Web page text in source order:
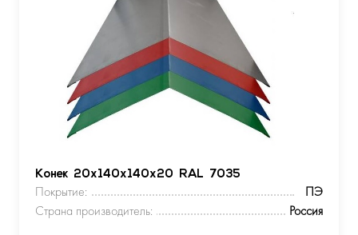
Конек 20х140х140х20 RAL 7035
Покрытие:
ПЭ
Страна производитель:
Россия